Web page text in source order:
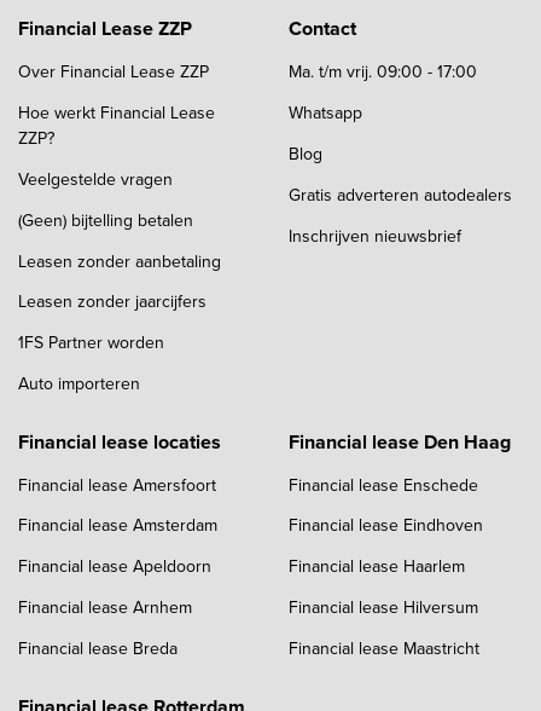
Financial Lease ZZP
Over Financial Lease ZZP
Hoe werkt Financial Lease
ZZP?
Veelgestelde vragen
(Geen) bijtelling betalen
Leasen zonder aanbetaling
Leasen zonder jaarcijfers
1FS Partner worden
Auto importeren
Contact
Ma. t/m vrij. 09:00 - 17:00
Whatsapp
Blog
Gratis adverteren autodealers
Inschrijven nieuwsbrief
Financial lease locaties
Financial lease Amersfoort
Financial lease Amsterdam
Financial lease Apeldoorn
Financial lease Arnhem
Financial lease Breda
Financial lease Den Haag
Financial lease Enschede
Financial lease Eindhoven
Financial lease Haarlem
Financial lease Hilversum
Financial lease Maastricht